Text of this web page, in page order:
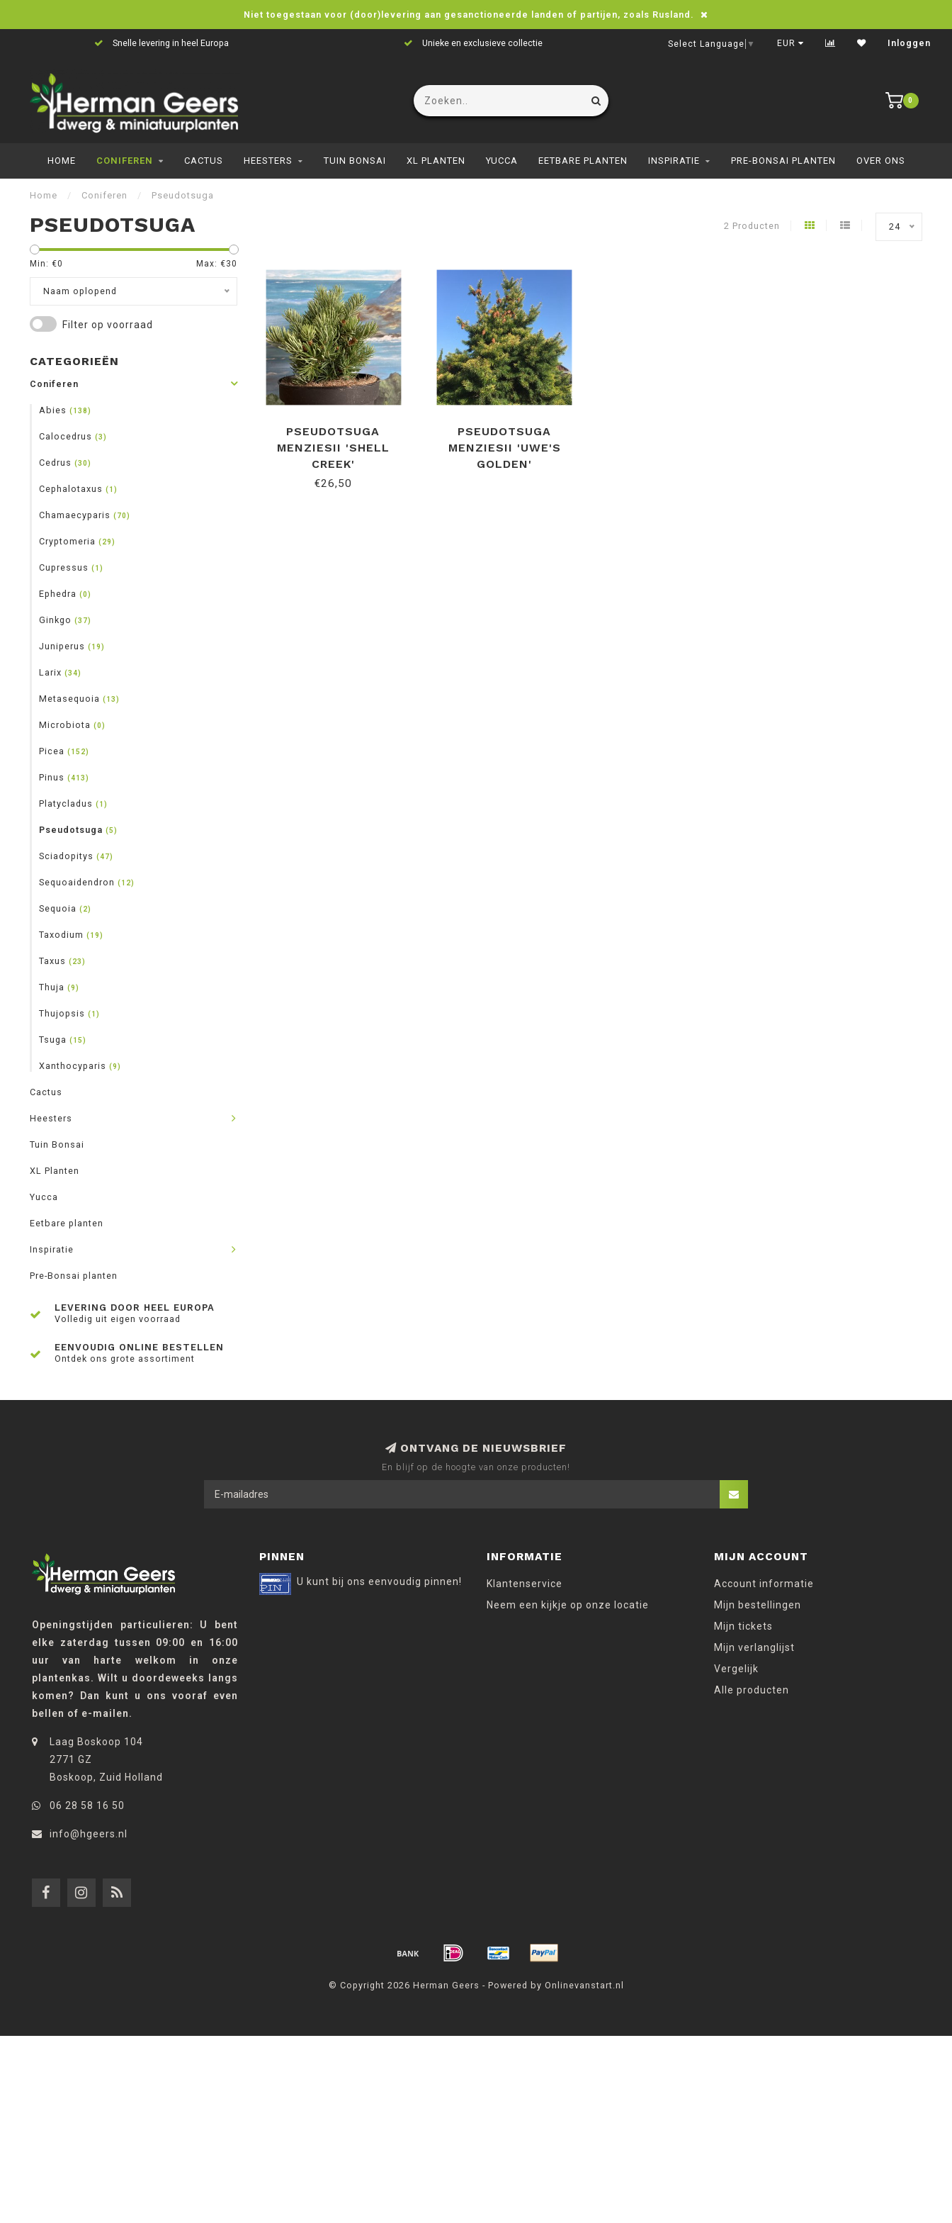
Niet toegestaan voor (door)levering aan gesanctioneerde landen of partijen, zoals Rusland.
Snelle levering in heel Europa Unieke en exclusieve collectie Eenvoudig online bestellen
Select Language ▼ EUR Inloggen
0
HOME CONIFEREN CACTUS HEESTERS TUIN BONSAI XL PLANTEN YUCCA EETBARE PLANTEN INSPIRATIE PRE-BONSAI PLANTEN OVER ONS
Home / Coniferen / Pseudotsuga
PSEUDOTSUGA 2 Producten 24
Min: €0 Max: €30
Naam oplopend
Filter op voorraad
CATEGORIEËN
Coniferen
Abies (138)
Calocedrus (3)
Cedrus (30)
Cephalotaxus (1)
Chamaecyparis (70)
Cryptomeria (29)
Cupressus (1)
Ephedra (0)
Ginkgo (37)
Juniperus (19)
Larix (34)
Metasequoia (13)
Microbiota (0)
Picea (152)
Pinus (413)
Platycladus (1)
Pseudotsuga (5)
Sciadopitys (47)
Sequoaidendron (12)
Sequoia (2)
Taxodium (19)
Taxus (23)
Thuja (9)
Thujopsis (1)
Tsuga (15)
Xanthocyparis (9)
Cactus
Heesters
Tuin Bonsai
XL Planten
Yucca
Eetbare planten
Inspiratie
Pre-Bonsai planten
LEVERING DOOR HEEL EUROPA
Volledig uit eigen voorraad
EENVOUDIG ONLINE BESTELLEN
Ontdek ons grote assortiment
PSEUDOTSUGA
MENZIESII 'SHELL
CREEK'
€26,50
PSEUDOTSUGA
MENZIESII 'UWE'S
GOLDEN'
ONTVANG DE NIEUWSBRIEF
En blijf op de hoogte van onze producten!
Openingstijden particulieren: U bent
elke zaterdag tussen 09:00 en 16:00
uur van harte welkom in onze
plantenkas. Wilt u doordeweeks langs
komen? Dan kunt u ons vooraf even
bellen of e-mailen.
Laag Boskoop 104
2771 GZ
Boskoop, Zuid Holland
06 28 58 16 50
info@hgeers.nl
PINNEN
U kunt bij ons eenvoudig pinnen!
INFORMATIE
Klantenservice
Neem een kijkje op onze locatie
MIJN ACCOUNT
Account informatie
Mijn bestellingen
Mijn tickets
Mijn verlanglijst
Vergelijk
Alle producten
© Copyright 2026 Herman Geers - Powered by Onlinevanstart.nl